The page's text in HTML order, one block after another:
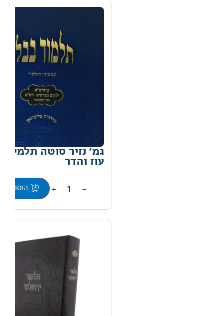
גמ' נזיר סוטה
עוז והדר
−
+ הוספה